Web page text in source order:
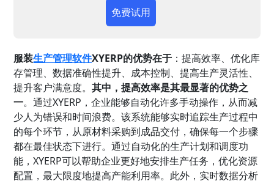
免费试用
服装生产管理软件XYERP的优势在于 ：提高效率、优化库
存管理、数据准确性提升、成本控制、提高生产灵活性、
提升客户满意度。其中，提高效率是其最显著的优势之
一。通过XYERP，企业能够自动化许多手动操作，从而减
少人为错误和时间浪费。该系统能够实时追踪生产过程中
的每个环节，从原材料采购到成品交付，确保每一个步骤
都在最佳状态下进行。通过自动化的生产计划和调度功
能，XYERP可以帮助企业更好地安排生产任务，优化资源
配置，最大限度地提高产能利用率。此外，实时数据分析